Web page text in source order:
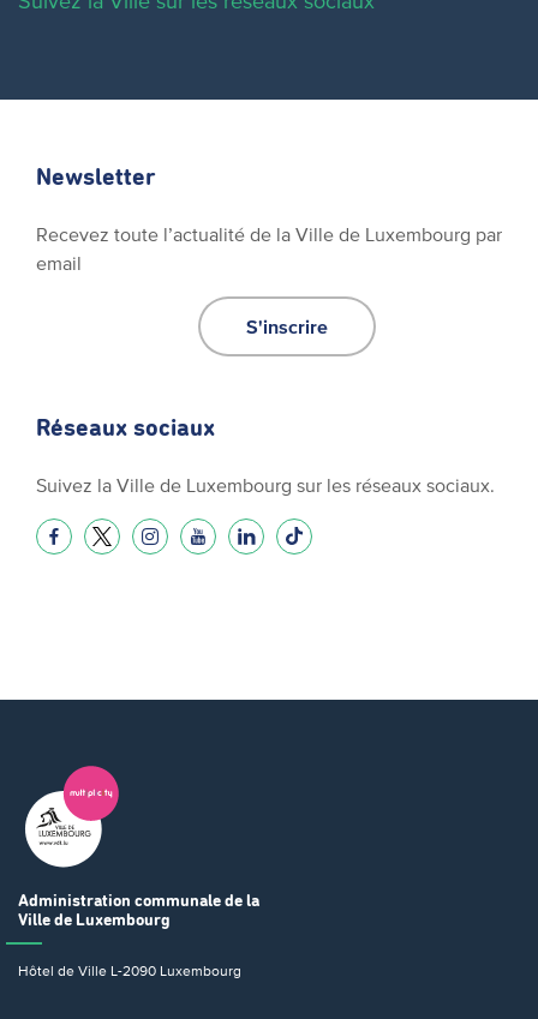
Newsletter
Recevez toute l’actualité de la Ville de Luxembourg par
email
S'inscrire
Réseaux sociaux
Suivez la Ville de Luxembourg sur les réseaux sociaux.
Administration communale de la
Ville de Luxembourg
Hôtel de Ville L-2090 Luxembourg